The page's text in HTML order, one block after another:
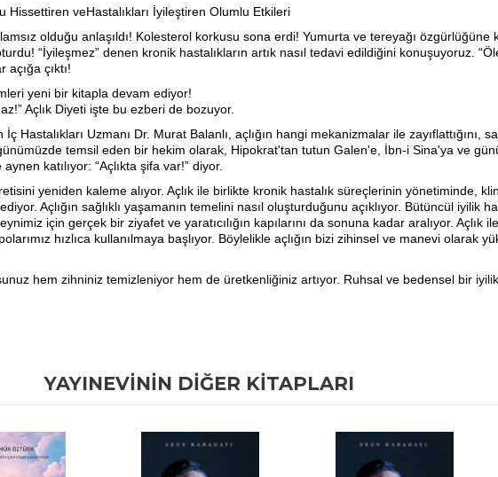
Hissettiren veHastalıkları İyileştiren Olumlu Etkileri
olduğu anlaşıldı! Kolesterol korkusu sona erdi! Yumurta ve tereyağı
“İyileşmez” denen kronik hastalıkların artık nasıl tedavi edildiğini konuşuyoruz.
çıktı!
yeni bir kitapla devam ediyor!
Açlık Diyeti işte bu ezberi de bozuyor.
Hastalıkları Uzmanı Dr. Murat Balanlı, açlığın hangi mekanizmalar ile zayıflattığını,
temsil eden bir hekim olarak, Hipokrat'tan tutun Galen'e, İbn-i Sina'ya ve
katılıyor: “Açlıkta şifa var!” diyor.
yeniden kaleme alıyor. Açlık ile birlikte kronik hastalık süreçlerinin yönetiminde,
Açlığın sağlıklı yaşamanın temelini nasıl oluşturduğunu açıklıyor. Bütüncül iyilik
için gerçek bir ziyafet ve yaratıcılığın kapılarını da sonuna kadar aralıyor.
hızlıca kullanılmaya başlıyor. Böylelikle açlığın bizi zihinsel ve manevi olarak
hem zihniniz temizleniyor hem de üretkenliğiniz artıyor. Ruhsal ve bedensel bir
YAYINEVININ DIĞER KITAPLARI